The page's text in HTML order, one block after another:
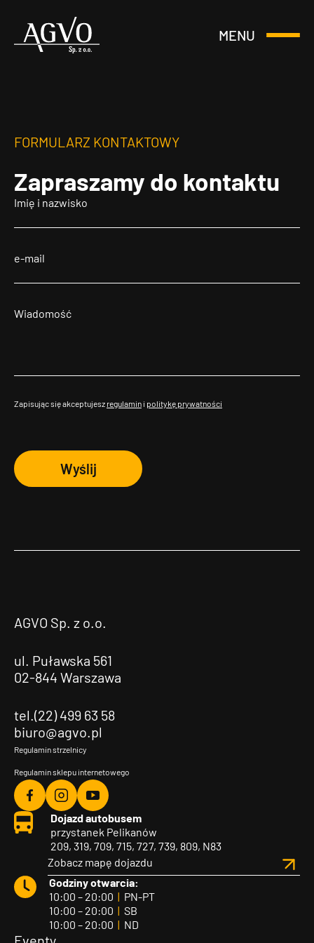
Header
MENU
Otwórz
FORMULARZ KONTAKTOWY
Zapraszamy do kontaktu
Zapisując się akceptujesz regulamin i politykę prywatności
Wyślij
AGVO Sp. z o.o.
ul. Puławska 561
02-844 Warszawa
tel.(22) 499 63 58
biuro@agvo.pl
Regulamin strzelnicy
Regulamin sklepu internetowego
Agvo
Facebook
Agvo
Instagram
Agvo
YouTube
Dojazd autobusem
przystanek Pelikanów
209, 319, 709, 715, 727, 739, 809, N83
Zobacz mapę dojazdu
Godziny otwarcia:
10:00 – 20:00 | PN-PT
10:00 – 20:00 | SB
10:00 – 20:00 | ND